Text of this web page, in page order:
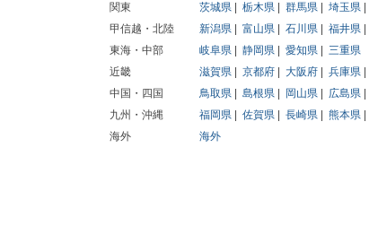
関東
茨城県 栃木県 群馬県 埼玉県
甲信越・北陸
新潟県 富山県 石川県 福井県
東海・中部
岐阜県 静岡県 愛知県
三重県
近畿
滋賀県 京都府 大阪府 兵庫県
中国・四国
鳥取県 島根県 岡山県 広島県
九州・沖縄
福岡県 佐賀県 長崎県 熊本県
海外
海外